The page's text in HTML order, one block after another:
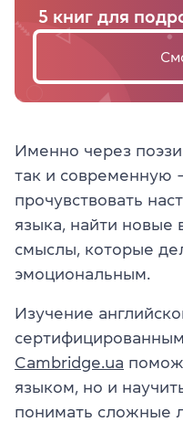
5 книг для
Именно через
так и
прочувствовать
языка, найти новые
смыслы, которые
эмоциональным.
Изучение
Cambridge.ua
языком, но и
понимать сложные